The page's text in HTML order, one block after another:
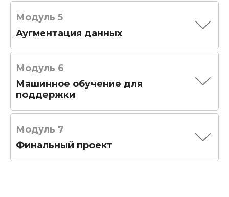
Модуль 5
Аугментация данных
Модуль 6
Машинное обучение для
поддержки
Модуль 7
Финальный проект